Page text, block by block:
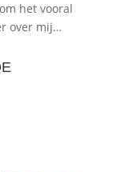
het vooral
over mij…